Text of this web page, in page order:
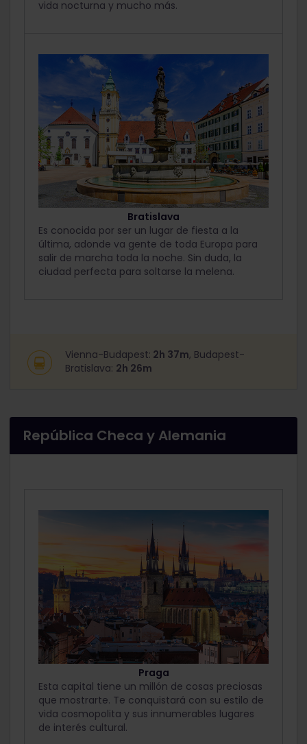
vida nocturna y mucho más.
Bratislava
Es conocida por ser un lugar de fiesta a la
última, adonde va gente de toda Europa para
salir de marcha toda la noche. Sin duda, la
ciudad perfecta para soltarse la melena.
Vienna-Budapest: 2h 37m, Budapest-
Bratislava: 2h 26m
República Checa y Alemania
Praga
Esta capital tiene un millón de cosas preciosas
que mostrarte. Te conquistará con su estilo de
vida cosmopolita y sus innumerables lugares
de interés cultural.